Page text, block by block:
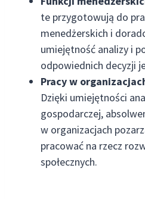
te przygotowują do
menedżerskich i
umiejętność analizy i
odpowiednich decyzji
Pracy w
Dzięki umiejętności
gospodarczej,
w organizacjach
pracować na rzecz
społecznych.